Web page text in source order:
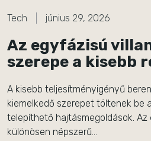
Tech június 29, 2026
Az egyfázisú
szerepe a kisebb
A kisebb teljesítményigényű
kiemelkedő szerepet töltenek be
telepíthető hajtásmegoldások.
különösen népszerű…